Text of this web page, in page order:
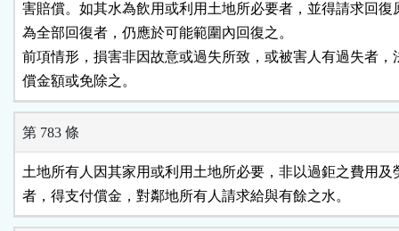
害賠償。如其水為飲用或利用土地所必要者，並得請求回復
為全部回復者，仍應於可能範圍內回復之。
前項情形，損害非因故意或過失所致，或被害人有過失者，
償金額或免除之。
第 783 條
土地所有人因其家用或利用土地所必要，非以過鉅之費用及
者，得支付償金，對鄰地所有人請求給與有餘之水。